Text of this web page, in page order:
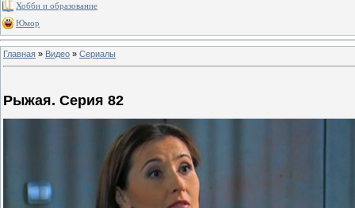
Хобби и образование
Юмор
Главная » Видео » Сериалы
Рыжая. Серия 82